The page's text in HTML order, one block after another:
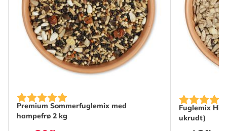
Premium Sommerfuglemix med
hampefrø 2 kg
Fuglemix Hi-
ukrudt)
The price